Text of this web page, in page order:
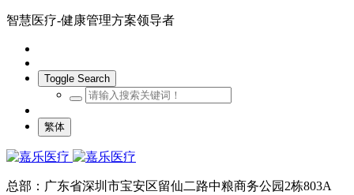
智慧医疗-健康管理方案领导者
Toggle Search
繁体
总部：广东省深圳市宝安区留仙二路中粮商务公园2栋803A